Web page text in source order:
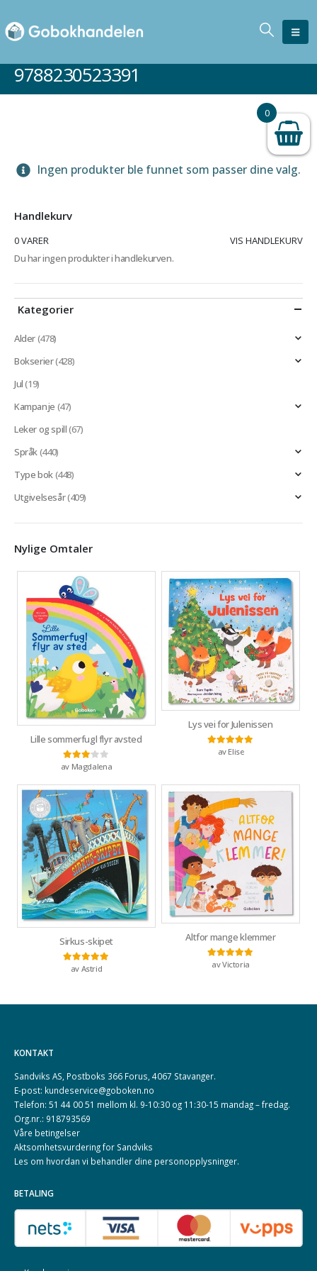
9788230523391
Ingen produkter ble funnet som passer dine valg.
Handlekurv
0 VARER
VIS HANDLEKURV
Du har ingen produkter i handlekurven.
Kategorier
Alder(478)
Bokserier(428)
Jul(19)
Kampanje (47)
Leker og spill(67)
Språk(440)
Type bok(448)
Utgivelsesår(409)
Nylige Omtaler
Lille sommerfugl flyr avsted
Vurdert3av 5
av Magdalena
Lys vei for Julenissen
Vurdert5
av Elise
Sirkus-skipet
Vurdert5
av Astrid
Altfor mange klemmer
Vurdert5av 5
av Victoria
KONTAKT
Sandviks AS, Postboks 366 Forus, 4067 Stavanger.
E-post: kundeservice@goboken.no
Telefon: 51 44 00 51 mellom kl. 9-10:30 og 11:30-15 mandag – fredag.
Org.nr.: 918793569
Våre betingelser
Aktsomhetsvurdering for Sandviks
Les om hvordan vi behandler dine personopplysninger.
BETALING
0